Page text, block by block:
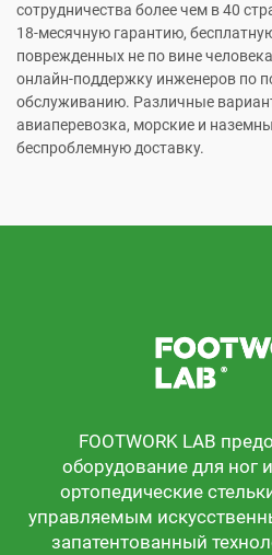
сотрудничества более чем в 40
18-месячную гарантию,
поврежденных не по вине
онлайн-поддержку инженеров по
обслуживанию. Различные
авиаперевозка, морские и
беспроблемную доставку.
FOOTWORK LAB
оборудование для ног
ортопедические
управляемым
запатентованный